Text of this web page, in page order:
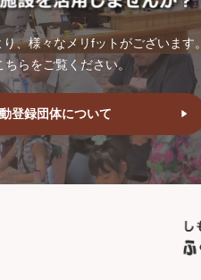
、様々なメリfットがございます。
らをご覧ください。
登録団体について